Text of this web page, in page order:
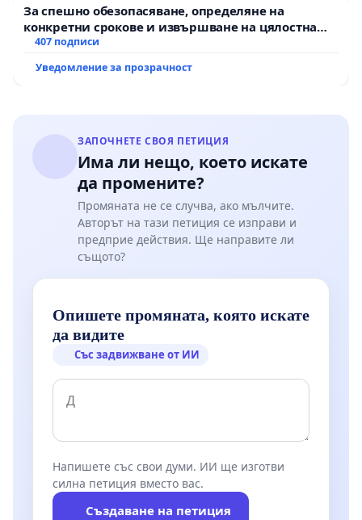
За спешно обезопасяване, определяне на
конкретни срокове и извършване на цялостна
рехабилитация на републиканския път между
Мирово - к.к. Момин проход
407 подписи
Уведомление за прозрачност
ЗАПОЧНЕТЕ СВОЯ ПЕТИЦИЯ
Има ли нещо, което искате
да промените?
Промяната не се случва, ако мълчите.
Авторът на тази петиция се изправи и
предприе действия. Ще направите ли
същото?
Опишете промяната, която искате
да видите
Със задвижване от ИИ
Напишете със свои думи. ИИ ще изготви
силна петиция вместо вас.
Създаване на петиция